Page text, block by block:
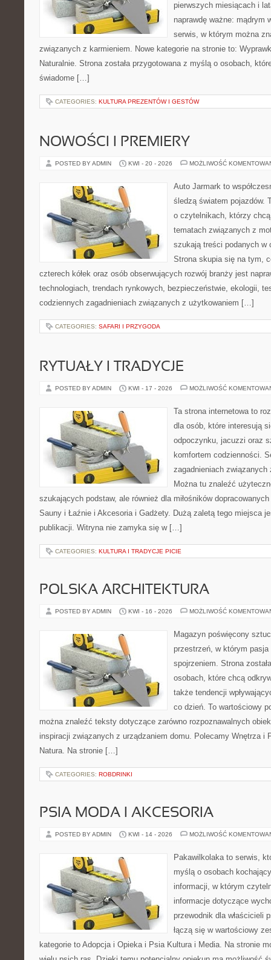
pierwszych miesiącach i
naprawdę ważne: mądrym
serwis, w którym można
związanych z karmieniem. Nowe kategorie na stronie to:
Naturalnie. Strona została przygotowana z myślą o osobach,
świadome […]
CATEGORIES: KULTURA PREZENTÓW I GESTÓW
NOWOŚCI I PREMIERY
POSTED BY ADMIN KWI - 20 - 2026 MOŻLIWOŚĆ
Auto Jarmark to
śledzą światem pojazdów.
o czytelnikach, którzy
tematach związanych z
szukają treści podanych
Strona skupia się na tym,
czterech kółek oraz osób obserwujących rozwój branży jest
technologiach, trendach rynkowych, bezpieczeństwie, ekologii,
codziennych zagadnieniach związanych z użytkowaniem […]
CATEGORIES: SAFARI I PRZYGODA
RYTUAŁY I TRADYCJE
POSTED BY ADMIN KWI - 17 - 2026 MOŻLIWOŚĆ
Ta strona internetowa to
dla osób, które interesują
odpoczynku, jacuzzi oraz
komfortem codzienności.
zagadnieniach
Można tu znaleźć
szukających podstaw, ale również dla miłośników
Sauny i Łaźnie i Akcesoria i Gadżety. Dużą zaletą tego miejsca
publikacji. Witryna nie zamyka się w […]
CATEGORIES: KULTURA I TRADYCJE PICIE
POLSKA ARCHITEKTURA
POSTED BY ADMIN KWI - 16 - 2026 MOŻLIWOŚĆ
Magazyn poświęcony
przestrzeń, w którym
spojrzeniem. Strona
osobach, które chcą
także tendencji
co dzień. To wartościowy
można znaleźć teksty dotyczące zarówno rozpoznawalnych
inspiracji związanych z urządzaniem domu. Polecamy Wnętrza i
Natura. Na stronie […]
CATEGORIES: ROBDRINKI
PSIA MODA I AKCESORIA
POSTED BY ADMIN KWI - 14 - 2026 MOŻLIWOŚĆ
Pakawilkolaka to serwis,
myślą o osobach
informacji, w którym
informacje dotyczące
przewodnik dla właścicieli
łączą się w wartościowy
kategorie to Adopcja i Opieka i Psia Kultura i Media. Na stronie